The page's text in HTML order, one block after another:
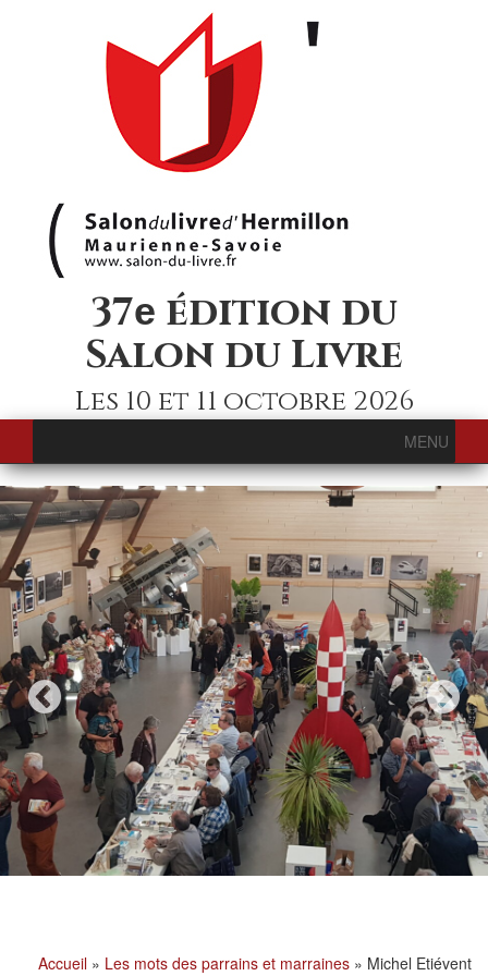
37e édition du
Salon du Livre
Les 10 et 11 octobre 2026
MENU
Accueil » Les mots des parrains et marraines » Michel Etiévent